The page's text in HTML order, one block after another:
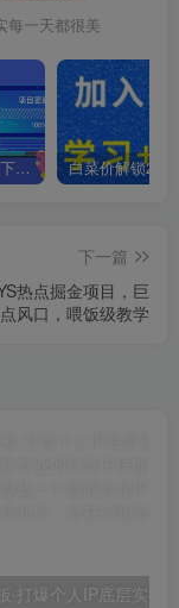
每一天都很美
全网VIP课程 无损下载~
下一篇
热点掘金项目，巨
风口，喂饭级教学